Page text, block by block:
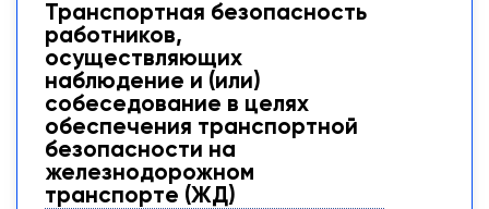
Транспортная безопасность
работников,
осуществляющих
наблюдение и (или)
собеседование в целях
обеспечения транспортной
безопасности на
железнодорожном
транспорте (ЖД)